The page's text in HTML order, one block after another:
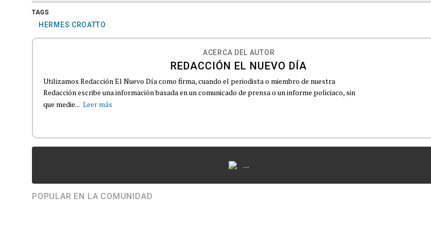
TAGS
HERMES CROATTO
ACERCA DEL AUTOR
REDACCIÓN EL NUEVO DÍA
Utilizamos Redacción El Nuevo Día como firma, cuando el periodista o miembro de nuestra
Redacción escribe una información basada en un comunicado de prensa o un informe policiaco, sin
que medie... Leer más
...
POPULAR EN LA COMUNIDAD